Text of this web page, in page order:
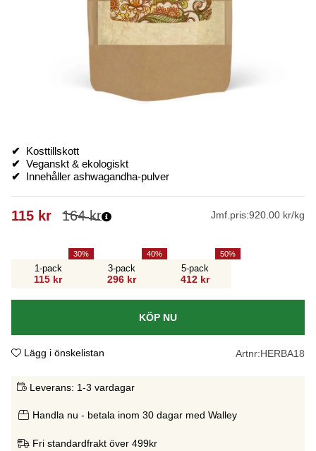
✔
Kosttillskott
✔ Veganskt & ekologiskt
✔
Innehåller ashwagandha-pulver
164kr
115 kr Jmf.pris:920.00 kr/kg
1-pack
115 kr
30
3-pack
296 kr
40
5-pack
412 kr
50
KÖP NU
Lägg i önskelistan Artnr:HERBA18
Leverans: 1-3 vardagar
Handla nu - betala inom 30 dagar med Walley
Fri standardfrakt över 499kr